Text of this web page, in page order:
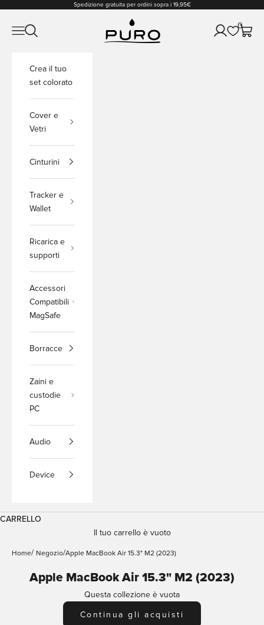
Spedizione gratuita per ordini sopra i 19,95€
PURO Shop
Apri il menu di navigazione
Mostra il menu di ricerca Mostra
0
Crea il tuo
set colorato
Cover e
Vetri
Cinturini
Tracker e
Wallet
Ricarica e
supporti
Accessori
Compatibili
MagSafe
Borracce
Zaini e
custodie
PC
Audio
Device
CARRELLO
Il tuo carrello è vuoto
Home Negozio Apple MacBook Air 15.3" M2 (2023)
Apple MacBook Air 15.3" M2 (2023)
Questa collezione è vuota
Continua gli acquisti